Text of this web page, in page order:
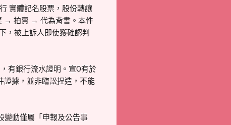
實體記名股票，股份轉讓
→ 拍賣 → 代為背書。本件
，被上訴人即使獲確認判
有銀行流水證明。宣O有於
證據，並非臨訟捏造，不能
動僅屬「申報及公告事